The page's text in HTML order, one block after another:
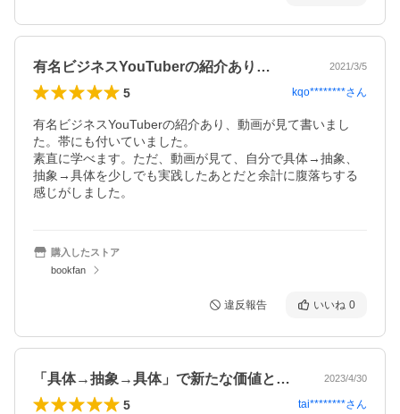
有名ビジネスYouTuberの紹介あり… 2021/3/5
5 kqo********さん
有名ビジネスYouTuberの紹介あり、動画が見て書いまし
た。帯にも付いていました。
素直に学べます。ただ、動画が見て、自分で具体→抽象、
抽象→具体を少しでも実践したあとだと余計に腹落ちする
感じがしました。
購入したストア
bookfan
違反報告 いいね 0
「具体→抽象→具体」で新たな価値となる 2023/4/30
5 tai********さん